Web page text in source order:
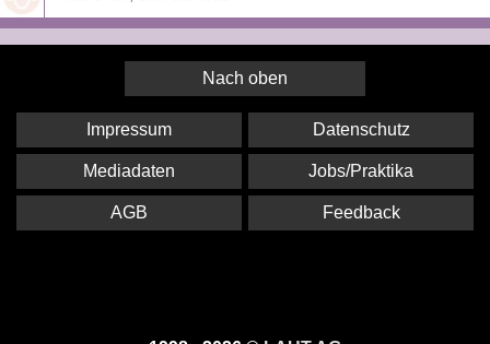
Nach oben
Impressum Datenschutz
Mediadaten Jobs/Praktika
AGB Feedback